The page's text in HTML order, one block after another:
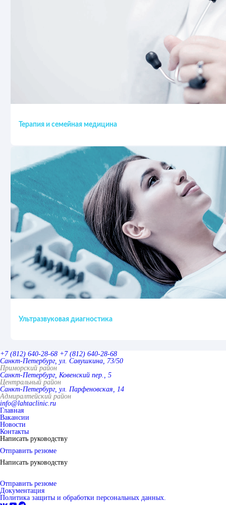
Терапия и семейная медицина
Ультразвуковая диагностика
+7 (812) 640-28-68 +7 (812) 640-28-68
Санкт-Петербург, ул. Савушкина, 73/50
Приморский район
Санкт-Петербург, Ковенский пер., 5
Центральный район
Санкт-Петербург, ул. Парфеновская, 14
Адмиралтейский район
info@lahtaclinic.ru
Главная
Вакансии
Новости
Контакты
Написать руководству
Отправить резюме
Написать руководству
Отправить резюме
Документация
Политика защиты и обработки персональных данных.